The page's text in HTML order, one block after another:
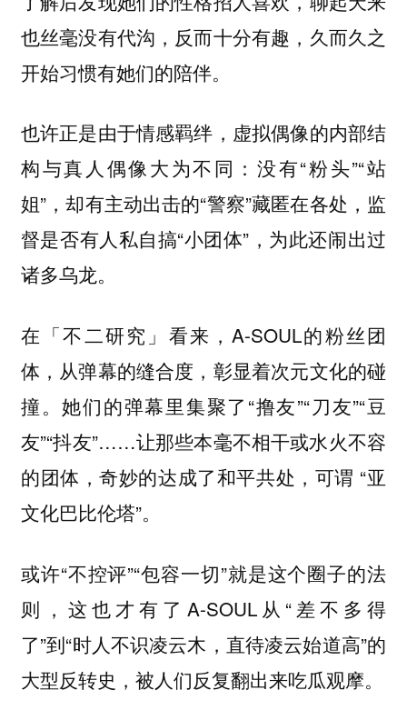
也丝毫没有代沟，反而十分有趣，久而久之
开始习惯有她们的陪伴。
也许正是由于情感羁绊，虚拟偶像的内部结
构与真人偶像大为不同：没有“粉头”“站
姐”，却有主动出击的“警察”藏匿在各处，监
督是否有人私自搞“小团体”，为此还闹出过
诸多乌龙。
在「不二研究」看来，A-SOUL的粉丝团
体，从弹幕的缝合度，彰显着次元文化的碰
撞。她们的弹幕里集聚了“撸友”“刀友”“豆
友”“抖友”……让那些本毫不相干或水火不容
的团体，奇妙的达成了和平共处，可谓 “亚
文化巴比伦塔”。
或许“不控评”“包容一切”就是这个圈子的法
则，这也才有了A-SOUL从“差不多得
了”到“时人不识凌云木，直待凌云始道高”的
大型反转史，被人们反复翻出来吃瓜观摩。